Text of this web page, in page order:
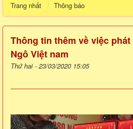
Trang nhất Thông báo
Thông tin thêm về việc
Ngô Việt nam
Thứ hai - 23/03/2020 15:05